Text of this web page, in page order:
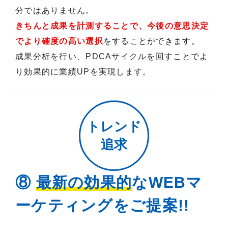
分ではありません。
きちんと成果を計測することで、今後の意思決定
でより確度の高い選択 をすることができます。
成果分析を行い、PDCAサイクルを回すことでよ
り効果的に業績UPを実現します。
トレンド
追求
⑧ 最新の効果的なWEBマ
ーケティングをご提案!!